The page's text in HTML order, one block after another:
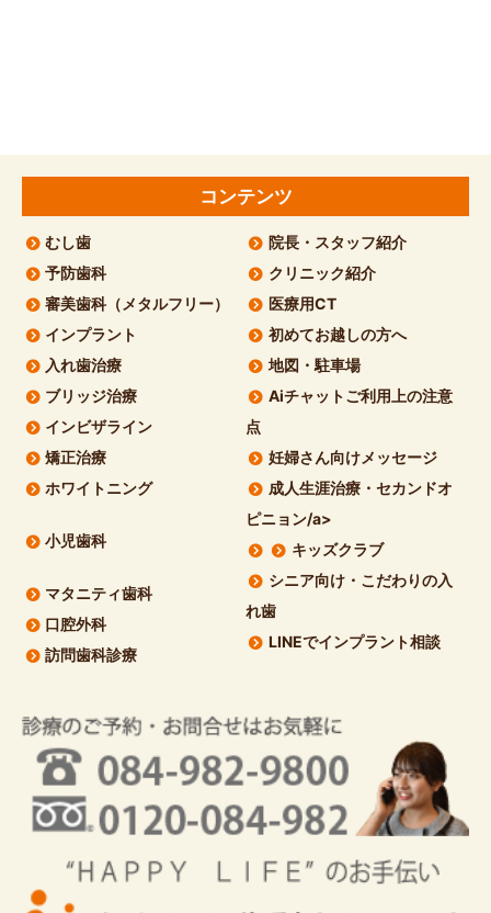
コンテンツ
むし歯
予防歯科
審美歯科（メタルフリー）
インプラント
入れ歯治療
ブリッジ治療
インビザライン
矯正治療
ホワイトニング
小児歯科
マタニティ歯科
口腔外科
訪問歯科診療
院長・スタッフ紹介
クリニック紹介
医療用CT
初めてお越しの方へ
地図・駐車場
Aiチャットご利用上の注意
点
妊婦さん向けメッセージ
成人生涯治療・セカンドオ
ピニョン/a>
キッズクラブ
シニア向け・こだわりの入
れ歯
LINEでインプラント相談